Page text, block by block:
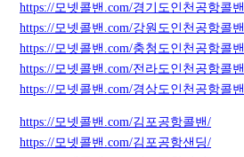
https://모넷콜밴.com/경기도인천공항콜밴
https://모넷콜밴.com/강원도인천공항콜밴
https://모넷콜밴.com/충청도인천공항콜밴
https://모넷콜밴.com/전라도인천공항콜밴
https://모넷콜밴.com/경상도인천공항콜밴
https://모넷콜밴.com/김포공항콜밴/
https://모넷콜밴.com/김포공항샌딩/